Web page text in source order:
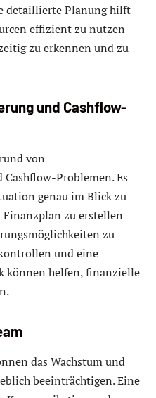
detaillierte Planung hilft
effizient zu nutzen
zu erkennen und zu
und Cashflow-
von
Problemen. Es
genau im Blick zu
zu erstellen
zu
und eine
können helfen, finanzielle
das Wachstum und
beeinträchtigen. Eine